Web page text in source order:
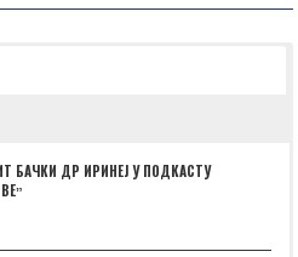
БАЧКИ ДР ИРИНЕЈ У ПОДКАСТУ